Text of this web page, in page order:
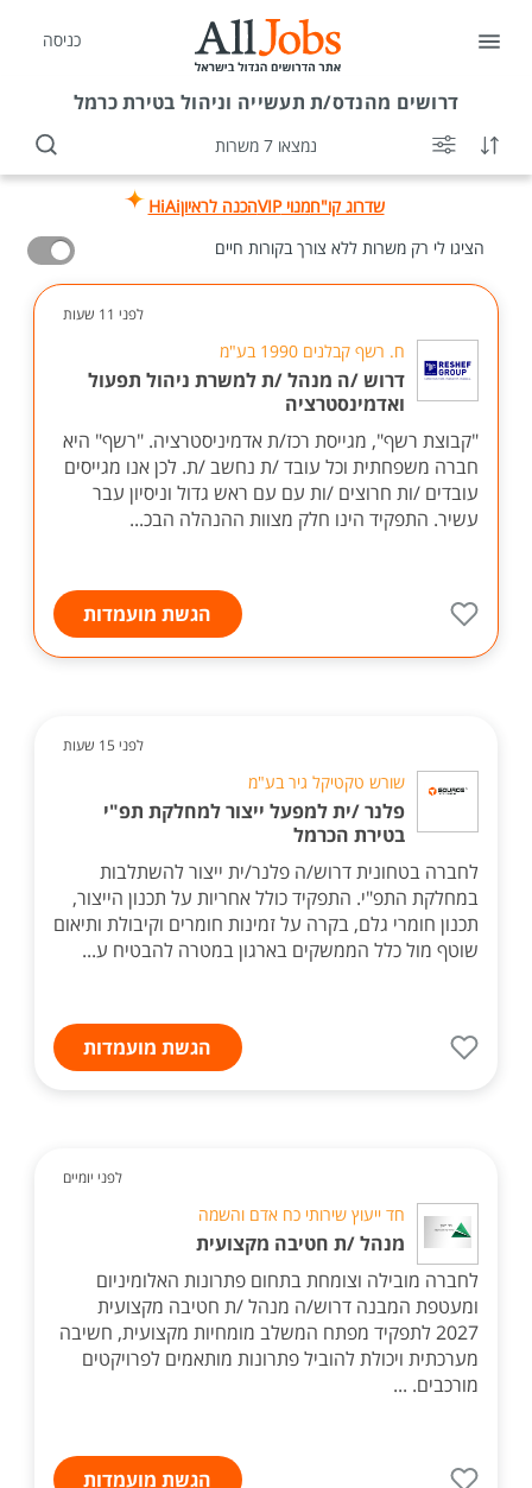
כניסה
דרושים מהנדס/ת תעשייה וניהול בטירת כרמל
נמצאו 7 משרות
שדרוג קו"חמנוי VIP הכנה לראיוןHiAi
הציגו לי רק משרות ללא צורך בקורות חיים
לפני 11 שעות
ח. רשף קבלנים 1990 בע"מ
דרוש /ה מנהל /ת למשרת ניהול תפעול
ואדמינסטרציה
"קבוצת רשף", מגייסת רכז/ת אדמיניסטרציה. "רשף" היא
חברה משפחתית וכל עובד /ת נחשב /ת. לכן אנו מגייסים
עובדים /ות חרוצים /ות עם עם ראש גדול וניסיון עבר
עשיר. התפקיד הינו חלק מצוות ההנהלה הבכ...
הגשת מועמדות
לפני 15 שעות
שורש טקטיקל גיר בע"מ
פלנר /ית למפעל ייצור למחלקת תפ"י
בטירת הכרמל
לחברה בטחונית דרוש/ה פלנר/ית ייצור להשתלבות
במחלקת התפ"י. התפקיד כולל אחריות על תכנון הייצור,
תכנון חומרי גלם, בקרה על זמינות חומרים וקיבולת ותיאום
שוטף מול כלל הממשקים בארגון במטרה להבטיח ע...
הגשת מועמדות
לפני יומיים
חד ייעוץ שירותי כח אדם והשמה
מנהל /ת חטיבה מקצועית
לחברה מובילה וצומחת בתחום פתרונות האלומיניום
ומעטפת המבנה דרוש/ה מנהל /ת חטיבה מקצועית
2027 לתפקיד מפתח המשלב מומחיות מקצועית, חשיבה
מערכתית ויכולת להוביל פתרונות מותאמים לפרויקטים
מורכבים. ...
הגשת מועמדות